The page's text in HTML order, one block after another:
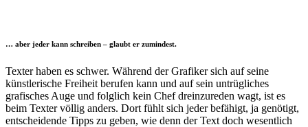
… aber jeder kann schreiben – glaubt er zumindest.
Texter haben es schwer. Während der Grafiker sich auf seine
künstlerische Freiheit berufen kann und auf sein untrügliches
grafisches Auge und folglich kein Chef dreinzureden wagt, ist es
beim Texter völlig anders. Dort fühlt sich jeder befähigt, ja genötigt,
entscheidende Tipps zu geben, wie denn der Text doch wesentlich